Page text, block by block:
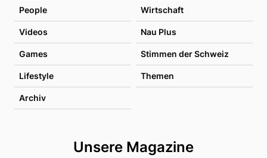
People Wirtschaft
Videos Nau Plus
Games Stimmen der Schweiz
Lifestyle Themen
Archiv
Unsere Magazine